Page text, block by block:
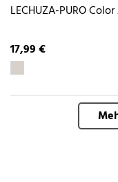
LECHUZA-PURO Color
17,99 €